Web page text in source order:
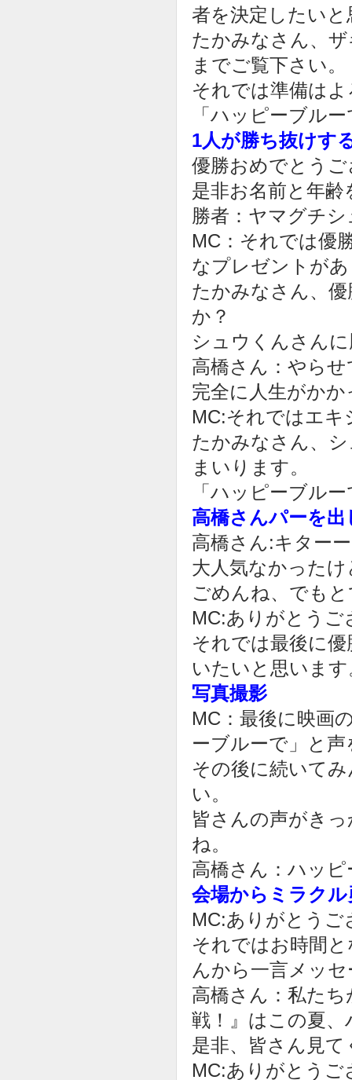
者を決定したい
たかみなさん、
までご覧下さい。
それでは準備は
「ハッピーブル
1人が勝ち抜けす
優勝おめでとう
是非お名前と年
勝者：ヤマグチ
MC：それでは優
なプレゼントが
たかみなさん、
か？
シュウくんさん
高橋さん：やら
完全に人生がか
MC:それではエ
たかみなさん、
まいります。
「ハッピーブル
高橋さんパーを出
高橋さん:キター
大人気なかった
ごめんね、でも
MC:ありがとうご
それでは最後に
いたいと思います
写真撮影
MC：最後に映画
ーブルーで」と
その後に続いて
い。
皆さんの声がき
ね。
高橋さん：ハッ
会場からミラク
MC:ありがとうご
それではお時間
んから一言メッ
高橋さん：私た
戦！』はこの夏
是非、皆さん見
MC:ありがとうご